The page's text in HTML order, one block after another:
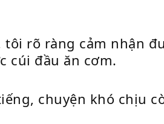
tôi rõ ràng cảm nhận
cúi đầu ăn cơm.
chuyện khó chịu